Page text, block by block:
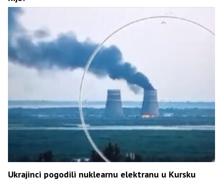
Ukrajinci pogodili nuklearnu elektranu u Kursku